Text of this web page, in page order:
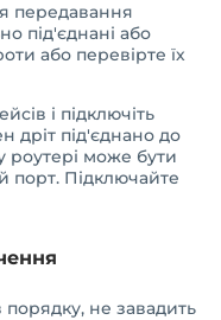
передавання
під'єднані або
або перевірте їх
і підключіть
дріт під'єднано до
роутері може бути
порт. Підключайте
не завадить